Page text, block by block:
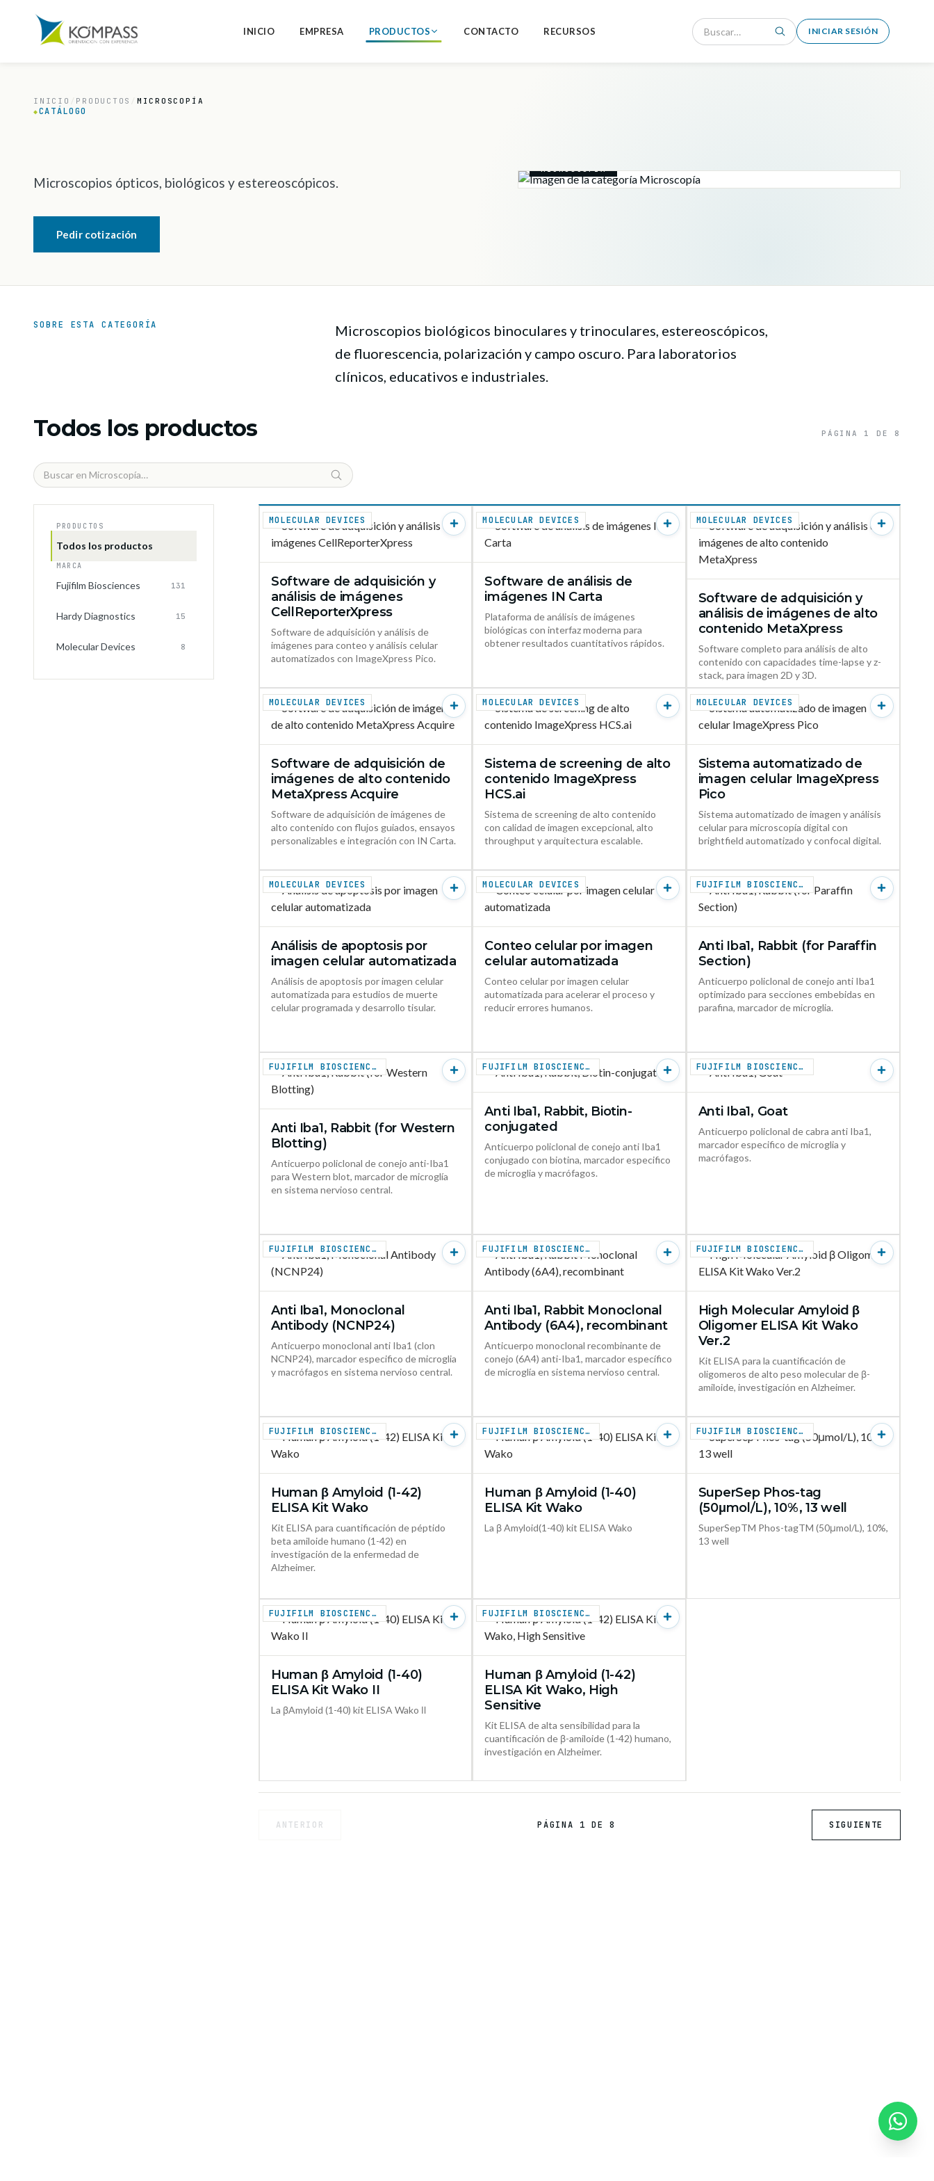
INICIO EMPRESA PRODUCTOS CONTACTO RECURSOS INICIAR SESIÓN
INICIO PRODUCTOS MICROSCOPÍA
◆CATÁLOGO
Microscopios ópticos, biológicos y estereoscópicos.
Pedir cotización
SOBRE ESTA CATEGORÍA
Microscopios biológicos binoculares y trinoculares, estereoscópicos,
de fluorescencia, polarización y campo oscuro. Para laboratorios
clínicos, educativos e industriales.
Todos los productos PÁGINA 1 DE 8
PRODUCTOS
Todos los productos
MARCA
Fujifilm Biosciences 131
Hardy Diagnostics 15
Molecular Devices 8
VER PRODUCTO →
MOLECULAR DEVICES
Software de adquisición y
análisis de imágenes
CellReporterXpress
Software de adquisición y análisis de
imágenes para conteo y análisis celular
automatizados con ImageXpress Pico.
VER PRODUCTO →
MOLECULAR DEVICES
Software de análisis de
imágenes IN Carta
Plataforma de análisis de imágenes
biológicas con interfaz moderna para
obtener resultados cuantitativos rápidos.
VER PRODUCTO →
MOLECULAR DEVICES
Software de adquisición y
análisis de imágenes de alto
contenido MetaXpress
Software completo para análisis de alto
contenido con capacidades time-lapse y z-
stack, para imagen 2D y 3D.
VER PRODUCTO →
MOLECULAR DEVICES
Software de adquisición de
imágenes de alto contenido
MetaXpress Acquire
Software de adquisición de imágenes de
alto contenido con flujos guiados, ensayos
personalizables e integración con IN Carta.
VER PRODUCTO →
MOLECULAR DEVICES
Sistema de screening de alto
contenido ImageXpress
HCS.ai
Sistema de screening de alto contenido
con calidad de imagen excepcional, alto
throughput y arquitectura escalable.
VER PRODUCTO →
MOLECULAR DEVICES
Sistema automatizado de
imagen celular ImageXpress
Pico
Sistema automatizado de imagen y análisis
celular para microscopía digital con
brightfield automatizado y confocal digital.
VER PRODUCTO →
MOLECULAR DEVICES
Análisis de apoptosis por
imagen celular automatizada
Análisis de apoptosis por imagen celular
automatizada para estudios de muerte
celular programada y desarrollo tisular.
VER PRODUCTO →
MOLECULAR DEVICES
Conteo celular por imagen
celular automatizada
Conteo celular por imagen celular
automatizada para acelerar el proceso y
reducir errores humanos.
VER PRODUCTO →
FUJIFILM BIOSCIENCES
Anti Iba1, Rabbit (for Paraffin
Section)
Anticuerpo policlonal de conejo anti Iba1
optimizado para secciones embebidas en
parafina, marcador de microglia.
VER PRODUCTO →
FUJIFILM BIOSCIENCES
Anti Iba1, Rabbit (for Western
Blotting)
Anticuerpo policlonal de conejo anti-Iba1
para Western blot, marcador de microglía
en sistema nervioso central.
VER PRODUCTO →
FUJIFILM BIOSCIENCES
Anti Iba1, Rabbit, Biotin-
conjugated
Anticuerpo policlonal de conejo anti Iba1
conjugado con biotina, marcador especifico
de microglia y macrófagos.
FUJIFILM BIOSCIENCES
Anti Iba1, Goat
Anticuerpo policlonal de cabra anti Iba1,
marcador especifico de microglia y
macrófagos.
VER PRODUCTO →
FUJIFILM BIOSCIENCES
Anti Iba1, Monoclonal
Antibody (NCNP24)
Anticuerpo monoclonal anti Iba1 (clon
NCNP24), marcador especifico de microglia
y macrófagos en sistema nervioso central.
VER PRODUCTO →
FUJIFILM BIOSCIENCES
Anti Iba1, Rabbit Monoclonal
Antibody (6A4), recombinant
Anticuerpo monoclonal recombinante de
conejo (6A4) anti-Iba1, marcador específico
de microglía en sistema nervioso central.
VER PRODUCTO →
FUJIFILM BIOSCIENCES
High Molecular Amyloid β
Oligomer ELISA Kit Wako
Ver.2
Kit ELISA para la cuantificación de
oligomeros de alto peso molecular de β-
amiloide, investigación en Alzheimer.
VER PRODUCTO →
FUJIFILM BIOSCIENCES
Human β Amyloid (1-42)
ELISA Kit Wako
Kit ELISA para cuantificación de péptido
beta amiloide humano (1-42) en
investigación de la enfermedad de
Alzheimer.
VER PRODUCTO →
FUJIFILM BIOSCIENCES
Human β Amyloid (1-40)
ELISA Kit Wako
La β Amyloid(1-40) kit ELISA Wako
VER PRODUCTO →
FUJIFILM BIOSCIENCES
SuperSep Phos-tag
(50μmol/L), 10%, 13 well
SuperSepTM Phos-tagTM (50μmol/L), 10%,
13 well
VER PRODUCTO →
FUJIFILM BIOSCIENCES
Human β Amyloid (1-40)
ELISA Kit Wako II
La βAmyloid (1-40) kit ELISA Wako Ⅱ
VER PRODUCTO →
FUJIFILM BIOSCIENCES
Human β Amyloid (1-42)
ELISA Kit Wako, High
Sensitive
Kit ELISA de alta sensibilidad para la
cuantificación de β-amiloide (1-42) humano,
investigación en Alzheimer.
ANTERIOR PÁGINA 1 DE 8 SIGUIENTE